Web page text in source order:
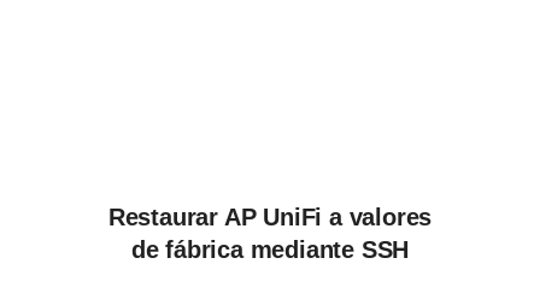
Restaurar AP UniFi a valores
de fábrica mediante SSH